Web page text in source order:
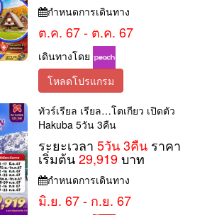
กำหนดการเดินทาง
ต.ค. 67 - ต.ค. 67
เดินทางโดย
โหลดโปรแกรม
ทัวร์เรียล เรียล…โตเกียว เปิดตัว
Hakuba 5วัน 3คืน
ระยะเวลา5วัน 3คืน ราคา
เริ่มต้น29,919บาท
กำหนดการเดินทาง
มิ.ย. 67 - ก.ย. 67